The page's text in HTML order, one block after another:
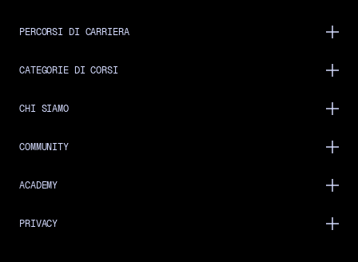
PERCORSI DI CARRIERA
CATEGORIE DI CORSI
CHI SIAMO
COMMUNITY
ACADEMY
PRIVACY